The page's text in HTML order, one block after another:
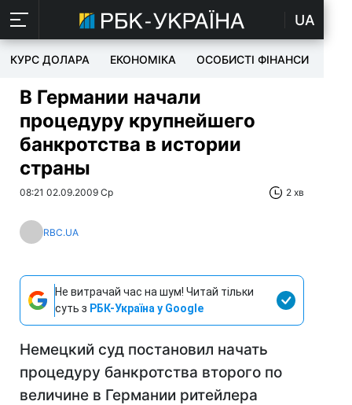
UA
КУРС ДОЛАРА ЕКОНОМІКА ОСОБИСТІ ФІНАНСИ
В Германии начали
процедуру крупнейшего
банкротства в истории
страны
08:21 02.09.2009 Ср 2 хв
RBC.UA
Не витрачай час на шум! Читай тільки
суть з РБК-Україна у Google
Немецкий суд постановил начать
процедуру банкротства второго по
величине в Германии ритейлера